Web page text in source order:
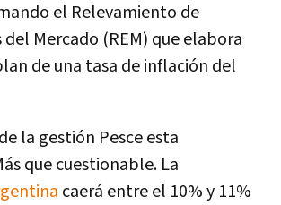
el Relevamiento de
Mercado (REM) que elabora
de una tasa de inflación del
la gestión Pesce esta
que cuestionable. La
caerá entre el 10% y 11%